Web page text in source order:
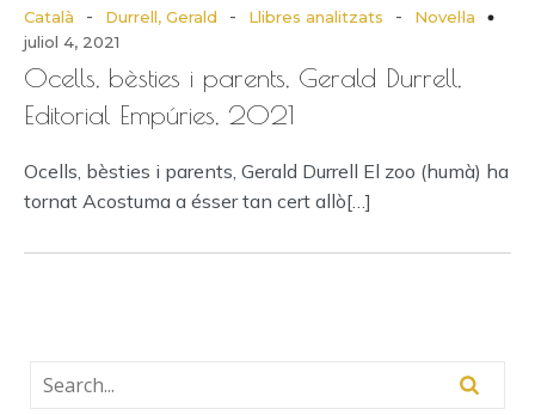
Català - Durrell, Gerald - Llibres analitzats -
Novel·la
juliol 4, 2021
Ocells, bèsties i parents, Gerald Durrell,
Editorial Empúries, 2021
Ocells, bèsties i parents, Gerald Durrell El zoo (humà) ha
tornat Acostuma a ésser tan cert allò[…]